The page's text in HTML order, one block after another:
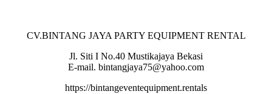
CV.BINTANG JAYA PARTY EQUIPMENT RENTAL
Jl. Siti I No.40 Mustikajaya Bekasi
E-mail. bintangjaya75@yahoo.com
https://bintangeventequipment.rentals